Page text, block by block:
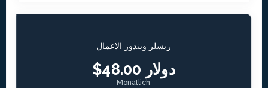
ريسلر ويندوز الاعمال
$48.00 دولار
Monatlich